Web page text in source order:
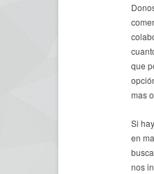
que
mas
Si
en
nos